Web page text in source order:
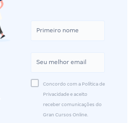
Concordo com a Política de
Privacidade e aceito
receber comunicações do
Gran Cursos Online.